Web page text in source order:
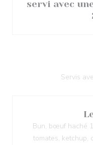
servi avec
Servis
Bun, bœuf haché
tomates, ketchup,